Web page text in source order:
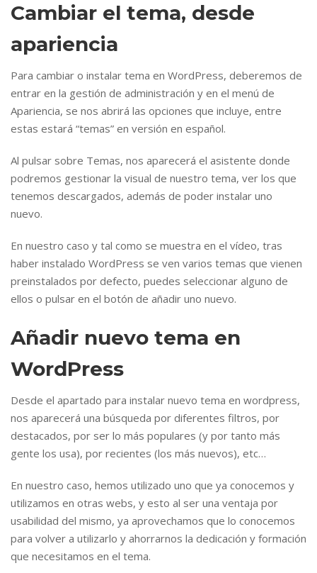
Cambiar el tema, desde
apariencia
Para cambiar o instalar tema en WordPress, deberemos de
entrar en la gestión de administración y en el menú de
Apariencia, se nos abrirá las opciones que incluye, entre
estas estará “temas” en versión en español.
Al pulsar sobre Temas, nos aparecerá el asistente donde
podremos gestionar la visual de nuestro tema, ver los que
tenemos descargados, además de poder instalar uno
nuevo.
En nuestro caso y tal como se muestra en el vídeo, tras
haber instalado WordPress se ven varios temas que vienen
preinstalados por defecto, puedes seleccionar alguno de
ellos o pulsar en el botón de añadir uno nuevo.
Añadir nuevo tema en
WordPress
Desde el apartado para instalar nuevo tema en wordpress,
nos aparecerá una búsqueda por diferentes filtros, por
destacados, por ser lo más populares (y por tanto más
gente los usa), por recientes (los más nuevos), etc…
En nuestro caso, hemos utilizado uno que ya conocemos y
utilizamos en otras webs, y esto al ser una ventaja por
usabilidad del mismo, ya aprovechamos que lo conocemos
para volver a utilizarlo y ahorrarnos la dedicación y formación
que necesitamos en el tema.